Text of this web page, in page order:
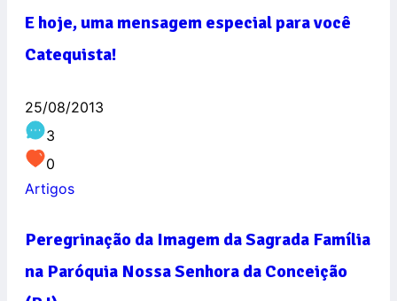
E hoje, uma mensagem especial para você
Catequista!
25/08/2013
3
0
Artigos
Peregrinação da Imagem da Sagrada Família
na Paróquia Nossa Senhora da Conceição